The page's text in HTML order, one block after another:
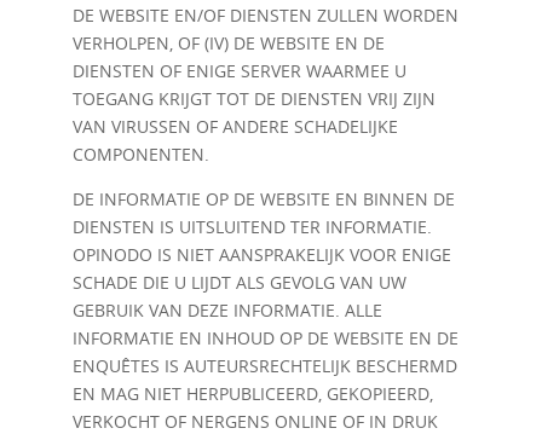
DE WEBSITE EN/OF DIENSTEN ZULLEN WORDEN
VERHOLPEN, OF (IV) DE WEBSITE EN DE
DIENSTEN OF ENIGE SERVER WAARMEE U
TOEGANG KRIJGT TOT DE DIENSTEN VRIJ ZIJN
VAN VIRUSSEN OF ANDERE SCHADELIJKE
COMPONENTEN.
DE INFORMATIE OP DE WEBSITE EN BINNEN DE
DIENSTEN IS UITSLUITEND TER INFORMATIE.
OPINODO IS NIET AANSPRAKELIJK VOOR ENIGE
SCHADE DIE U LIJDT ALS GEVOLG VAN UW
GEBRUIK VAN DEZE INFORMATIE. ALLE
INFORMATIE EN INHOUD OP DE WEBSITE EN DE
ENQUÊTES IS AUTEURSRECHTELIJK BESCHERMD
EN MAG NIET HERPUBLICEERD, GEKOPIEERD,
VERKOCHT OF NERGENS ONLINE OF IN DRUK